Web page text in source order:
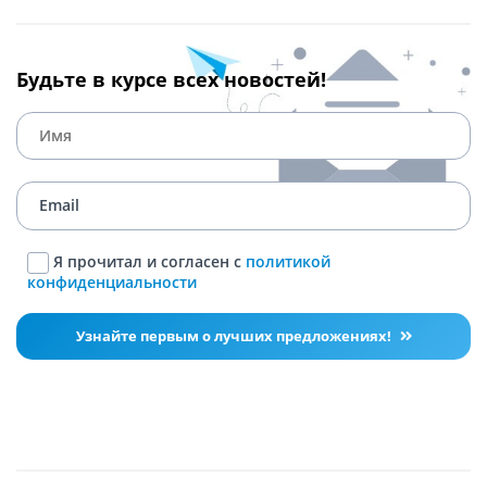
Будьте в курсе всех новостей!
Я прочитал и согласен с политикой
конфиденциальности
Узнайте первым о лучших предложениях!